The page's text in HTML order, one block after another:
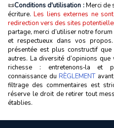
📜Conditions d'utilisation :Merci de
écriture.Les liens externes ne
redirection vers des sites
partage, merci d’utiliser notre
et respectueux dans vos
présentée est plus constructif
autres. La diversité d’opinions
richesse : entretenons‑la et
connaissance du RÈGLEMENTavant
filtrage des commentaires est
réserve le droit de retirer tout
établies.